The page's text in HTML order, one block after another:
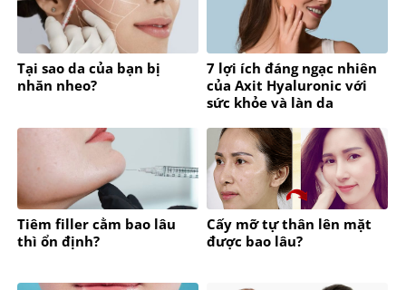
Tại sao da của bạn bị
nhăn nheo?
7 lợi ích đáng ngạc nhiên
của Axit Hyaluronic với
sức khỏe và làn da
Tiêm filler cằm bao lâu
thì ổn định?
Cấy mỡ tự thân lên mặt
được bao lâu?